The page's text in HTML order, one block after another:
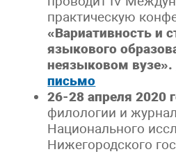
практическую
«Вариативность и
языкового
неязыковом вузе».
письмо
26-28 апреля 2020
филологии и
Национального
Нижегородского